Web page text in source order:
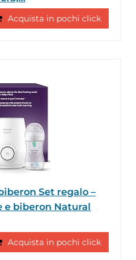
Acquista in pochi click
Set regalo –
e biberon Natural
Acquista in pochi click